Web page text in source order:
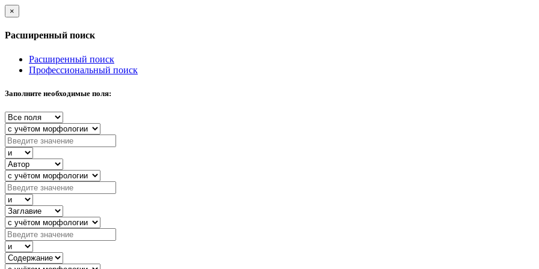
×
Расширенный поиск
Расширенный поиск
Профессиональный поиск
Заполните необходимые поля: